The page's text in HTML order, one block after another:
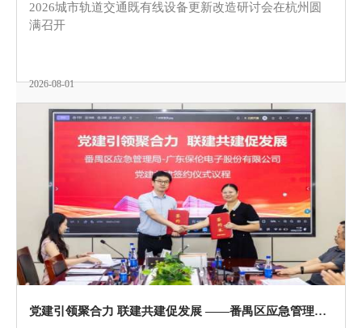
2026城市轨道交通既有线设备更新改造研讨会在杭州圆
满召开
2026-08-01
党建引领聚合力 联建共建促发展 ——番禺区应急管理局领导莅临itc保伦股份开展党建共建签约仪式